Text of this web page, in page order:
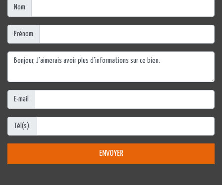
Nom
Prénom
E-mail
Tél(s).
ENVOYER